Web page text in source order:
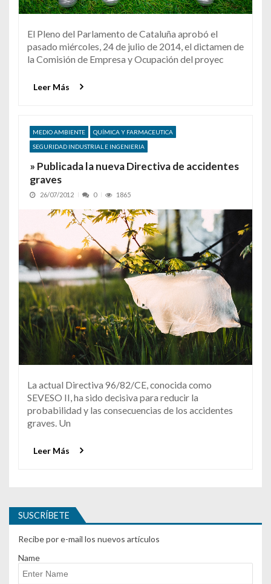
El Pleno del Parlamento de Cataluña aprobó el
pasado miércoles, 24 de julio de 2014, el dictamen de
la Comisión de Empresa y Ocupación del proyec
Leer Más
MEDIO AMBIENTE
QUÍMICA Y FARMACEUTICA
SEGURIDAD INDUSTRIAL E INGENIERIA
» Publicada la nueva Directiva de accidentes
graves
26/07/2012 0 1865
La actual Directiva 96/82/CE, conocida como
SEVESO II, ha sido decisiva para reducir la
probabilidad y las consecuencias de los accidentes
graves. Un
Leer Más
SUSCRÍBETE
Recibe por e-mail los nuevos artículos
Name